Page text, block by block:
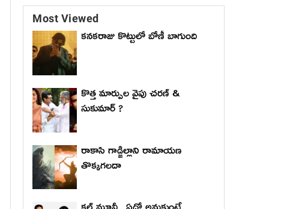
Most Viewed
కనకరాజు కొట్టులో బోణీ బాగుంది
కొత్త మార్పుల వైపు చరణ్ &
సుకుమార్ ?
రాకాసి గాడ్జిల్లాని రామాయణ
తొక్కగలదా